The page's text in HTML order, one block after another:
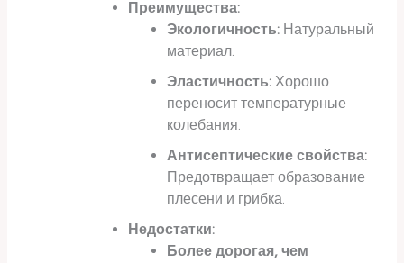
Преимущества:
Экологичность: Натуральный
материал.
Эластичность: Хорошо
переносит температурные
колебания.
Антисептические свойства:
Предотвращает образование
плесени и грибка.
Недостатки:
Более дорогая, чем